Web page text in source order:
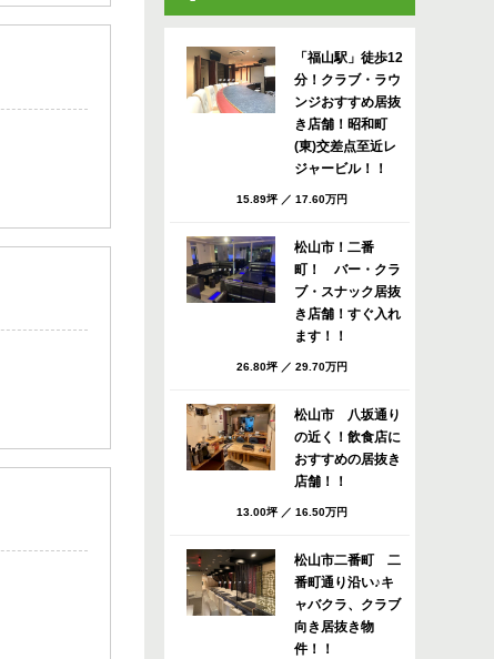
「福山駅」徒歩12
分！クラブ・ラウ
ンジおすすめ居抜
き店舗！昭和町
(東)交差点至近レ
ジャービル！！
15.89坪 ／ 17.60万円
松山市！二番
町！ バー・クラ
ブ・スナック居抜
き店舗！すぐ入れ
ます！！
26.80坪 ／ 29.70万円
松山市 八坂通り
の近く！飲食店に
おすすめの居抜き
店舗！！
13.00坪 ／ 16.50万円
松山市二番町 二
番町通り沿い♪キ
ャバクラ、クラブ
向き居抜き物
件！！